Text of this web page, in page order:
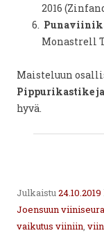
2016
Monastrell
Maisteluun
Pippurikastike
hyvä.
Julkaistu24.10.2019
Joensuun
vaikutus viiniin,